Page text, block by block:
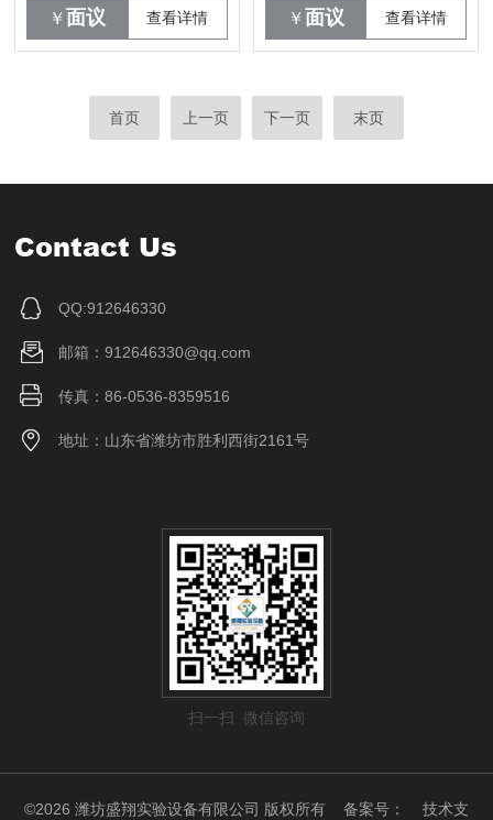
￥ 面议 查看详情 ￥ 面议 查看详情
首页 上一页 下一页 末页
Contact Us
QQ:912646330
邮箱：912646330@qq.com
传真：86-0536-8359516
地址：山东省潍坊市胜利西街2161号
扫一扫 微信咨询
©2026 潍坊盛翔实验设备有限公司 版权所有 备案号： 技术支